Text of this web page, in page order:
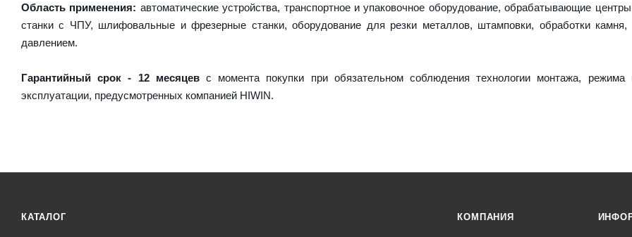
Область применения: автоматические устройства, транспортное и упаковочное оборудование, обрабатывающие
станки с ЧПУ, шлифовальные и фрезерные станки, оборудование для резки металлов, штамповки, обработки камня,
давлением.
Гарантийный срок - 12 месяцевс момента покупки при обязательном соблюдения технологии монтажа, режима
эксплуатации, предусмотренных компанией HIWIN.
КАТАЛОГ КОМПАНИЯ